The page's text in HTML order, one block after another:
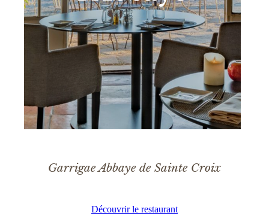
Garrigae Abbaye de Sainte Croix
Découvrir le restaurant